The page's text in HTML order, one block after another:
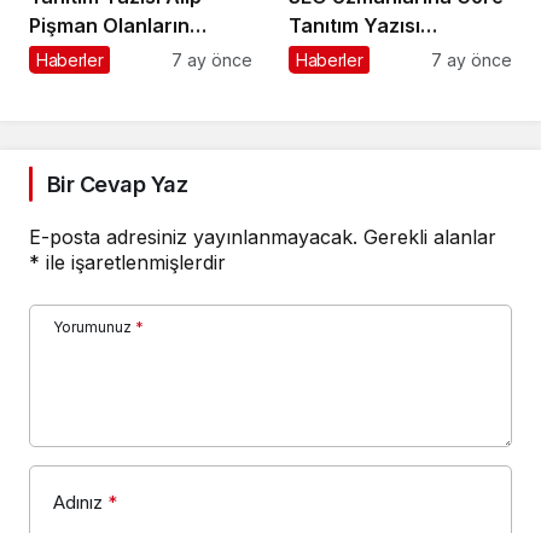
Pişman Olanların
Yaptığı Hatalar
Haberler 7 ay önce
Tanıtım Yazısı
Stratejileri
Haberler 7 ay önce
Bir Cevap Yaz
E-posta adresiniz yayınlanmayacak. Gerekli alanlar
* ile işaretlenmişlerdir
Yorumunuz *
Adınız *